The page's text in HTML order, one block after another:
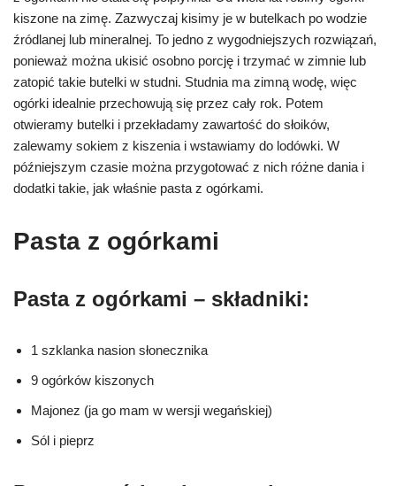
kiszone na zimę. Zazwyczaj kisimy je w butelkach po wodzie
źródlanej lub mineralnej. To jedno z wygodniejszych rozwiązań,
ponieważ można ukisić osobno porcję i trzymać w zimnie lub
zatopić takie butelki w studni. Studnia ma zimną wodę, więc
ogórki idealnie przechowują się przez cały rok. Potem
otwieramy butelki i przekładamy zawartość do słoików,
zalewamy sokiem z kiszenia i wstawiamy do lodówki. W
późniejszym czasie można przygotować z nich różne dania i
dodatki takie, jak właśnie pasta z ogórkami.
Pasta z ogórkami
Pasta z ogórkami – składniki:
1 szklanka nasion słonecznika
9 ogórków kiszonych
Majonez (ja go mam w wersji wegańskiej)
Sól i pieprz